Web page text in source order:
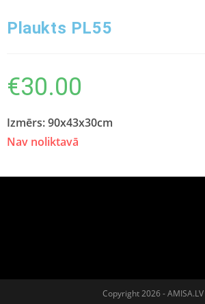
Plaukts PL55
€30.00
Izmērs: 90x43x30cm
Nav noliktavā
Copyright 2026 - AMISA.LV